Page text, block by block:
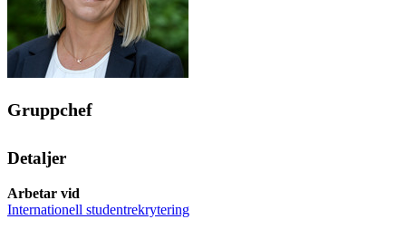
Gruppchef
Detaljer
Arbetar vid
Internationell studentrekrytering